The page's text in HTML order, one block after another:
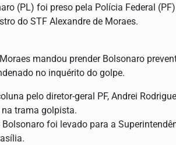
(PL) foi preso pela Polícia Federal
do STF Alexandre de Moraes.
mandou prender Bolsonaro
no inquérito do golpe.
pelo diretor-geral PF, Andrei
na trama golpista.
foi levado para a